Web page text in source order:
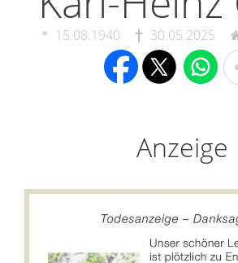
15.08.1940 30.05.2025
Anzeige